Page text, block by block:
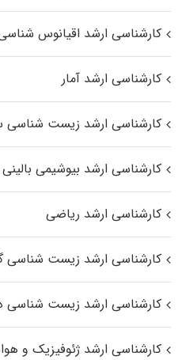
کارشناسی ارشد اقیانوس‌
کارشناسی ارشد آمار
کارشناسی ارشد زیست شناسی
کارشناسی ارشد بیوشیمی بالینی
کارشناسی ارشد ریاضی
کارشناسی ارشد زیست‌ شناسی
کارشناسی ارشد زیست‌ شناسی
کارشناسی ارشد ژئوفیزیک و